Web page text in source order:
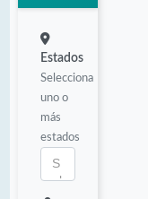
Estados
Selecciona
uno o
más
estados